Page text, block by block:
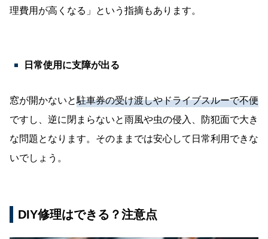
理費用が高くなる」という指摘もあります。
日常使用に支障が出る
窓が開かないと駐車券の受け渡しやドライブスルーで不便
ですし、逆に閉まらないと雨風や虫の侵入、防犯面で大き
な問題となります。そのままでは安心して日常利用できな
いでしょう。
DIY修理はできる？注意点